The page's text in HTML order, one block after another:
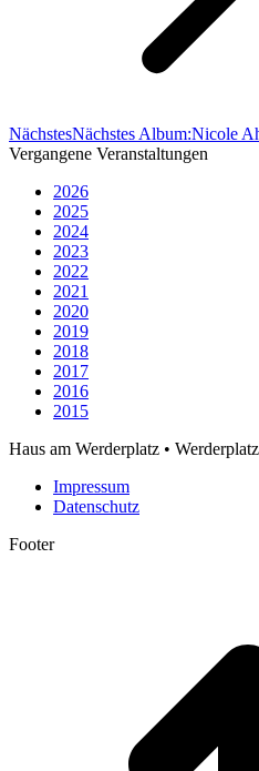
NächstesNächstes Album:Nicole
Vergangene Veranstaltungen
2026
2025
2024
2023
2022
2021
2020
2019
2018
2017
2016
2015
Haus am Werderplatz •
Impressum
Datenschutz
Footer